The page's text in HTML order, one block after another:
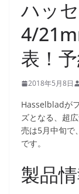
ハッ
4/
表！
2018年5月8日
Hasselbladが
ズとなる、超
売は5月中旬で
です。
製品